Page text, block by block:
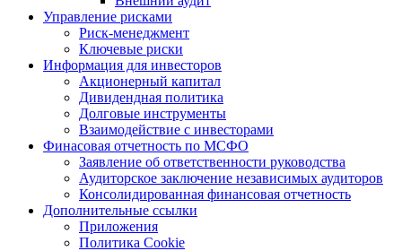
Управление рисками
Риск-менеджмент
Ключевые риски
Информация для инвесторов
Акционерный капитал
Дивидендная политика
Долговые инструменты
Взаимодействие с инвеcторами
Финасовая отчетность по МСФО
Заявление об ответственности руководства
Аудиторское заключение независимых аудиторов
Консолидированная финансовая отчетность
Дополнительные ссылки
Приложения
Политика Cookie